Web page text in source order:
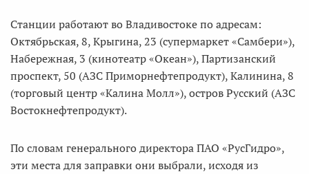
Станции работают во Владивостоке по адресам:
Октябрьская, 8, Крыгина, 23 (супермаркет «Самбери»),
Набережная, 3 (кинотеатр «Океан»), Партизанский
проспект, 50 (АЗС Приморнефтепродукт), Калинина, 8
(торговый центр «Калина Молл»), остров Русский (АЗС
Востокнефтепродукт).
По словам генерального директора ПАО «РусГидро»,
эти места для заправки они выбрали, исходя из